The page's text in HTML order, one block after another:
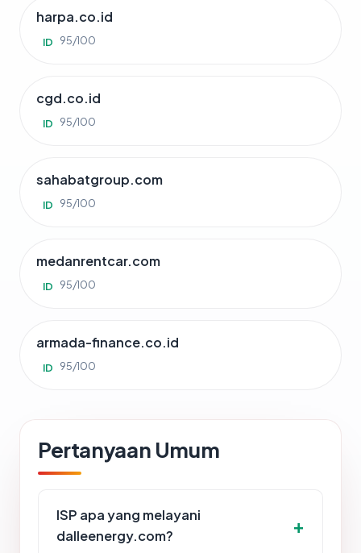
harpa.co.id
ID 95/100
cgd.co.id
ID 95/100
sahabatgroup.com
ID 95/100
medanrentcar.com
ID 95/100
armada-finance.co.id
ID 95/100
Pertanyaan Umum
ISP apa yang melayani
dalleenergy.com?